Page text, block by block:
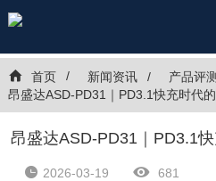
首页 新闻资讯
产品评测
昂盛达ASD-PD31｜PD3.1快充时代
昂盛达ASD-PD31｜PD3.1
2026-03-19 681